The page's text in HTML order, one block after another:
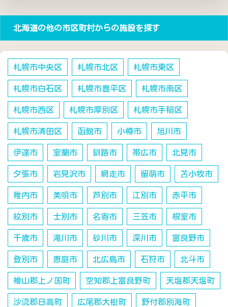
北海道の他の市区町村からの施設を探す
札幌市中央区 札幌市北区 札幌市東区
札幌市白石区 札幌市豊平区 札幌市南区
札幌市西区 札幌市厚別区 札幌市手稲区
札幌市清田区 函館市 小樽市 旭川市
伊達市 室蘭市 釧路市 帯広市 北見市
夕張市 岩見沢市 網走市 留萌市 苫小牧市
稚内市 美唄市 芦別市 江別市 赤平市
紋別市 士別市 名寄市 三笠市 根室市
千歳市 滝川市 砂川市 深川市 富良野市
登別市 恵庭市 北広島市 石狩市 北斗市
檜山郡上ノ国町 空知郡上富良野町 天塩郡天塩町
沙流郡日高町 広尾郡大樹町 野付郡別海町